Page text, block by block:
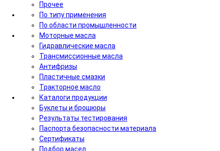
Прочее
По типу применения
По области промышленности
Моторные масла
Гидравлические масла
Трансмиссионные масла
Антифризы
Пластичные смазки
Тракторное масло
Каталоги продукции
Буклеты и брошюры
Результаты тестирования
Паспорта безопасности материала
Сертификаты
Подбор масел